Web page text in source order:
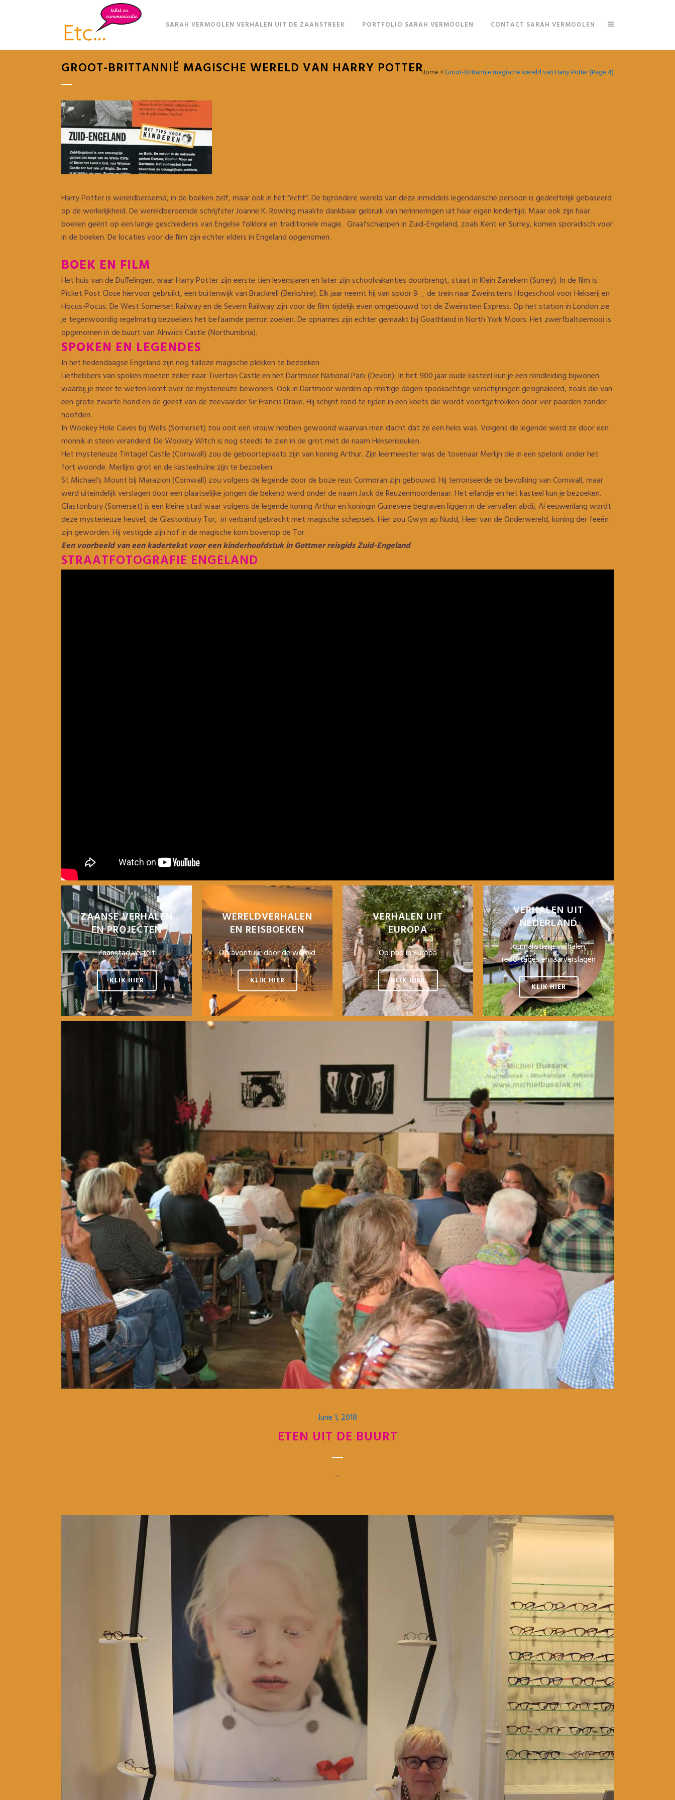
SARAH VERMOOLEN VERHALEN UIT DE ZAANSTREEK PORTFOLIO SARAH VERMOOLEN CONTACT SARAH VERMOOLEN
GROOT-BRITTANNIË MAGISCHE WERELD VAN HARRY POTTERHome >Groot-Brittannië magische wereld van Harry Potter(Page 4)
Harry Potter is wereldberoemd, in de boeken zelf, maar ook in het “echt”. De bijzondere wereld van deze inmiddels legendarische persoon is gedeeltelijk gebaseerd
op de werkelijkheid. De wereldberoemde schrijfster Joanne K. Rowling maakte dankbaar gebruik van herinneringen uit haar eigen kindertijd. Maar ook zijn haar
boeken geënt op een lange geschiedenis van Engelse folklore en traditionele magie. Graafschappen in Zuid-Engeland, zoals Kent en Surrey, komen sporadisch voor
in de boeken. De locaties voor de film zijn echter elders in Engeland opgenomen.
BOEK EN FILM
Het huis van de Duffelingen, waar Harry Potter zijn eerste tien levensjaren en later zijn schoolvakanties doorbrengt, staat in Klein Zanekem (Surrey). In de film is
Picket Post Close hiervoor gebruikt, een buitenwijk van Bracknell (Berkshire). Elk jaar neemt hij van spoor 9 _ de trein naar Zweinsteins Hogeschool voor Hekserij en
Hocus-Pocus. De West Somerset Railway en de Severn Railway zijn voor de film tijdelijk even omgebouwd tot de Zweinstein Express. Op het station in London zie
je tegenwoordig regelmatig bezoekers het befaamde perron zoeken. De opnames zijn echter gemaakt bij Goathland in North York Moors. Het zwerfbaltoernooi is
opgenomen in de buurt van Alnwick Castle (Northumbria).
SPOKEN EN LEGENDES
In het hedendaagse Engeland zijn nog talloze magische plekken te bezoeken.
Liefhebbers van spoken moeten zeker naar Tiverton Castle en het Dartmoor National Park (Devon). In het 900 jaar oude kasteel kun je een rondleiding bijwonen
waarbij je meer te weten komt over de mysterieuze bewoners. Ook in Dartmoor worden op mistige dagen spookachtige verschijningen gesignaleerd, zoals die van
een grote zwarte hond en de geest van de zeevaarder Sir Francis Drake. Hij schijnt rond te rijden in een koets die wordt voortgetrokken door vier paarden zonder
hoofden.
In Wookey Hole Caves bij Wells (Somerset) zou ooit een vrouw hebben gewoond waarvan men dacht dat ze een heks was. Volgens de legende werd ze door een
monnik in steen veranderd. De Wookey Witch is nog steeds te zien in de grot met de naam Heksenkeuken.
Het mysterieuze Tintagel Castle (Cornwall) zou de geboorteplaats zijn van koning Arthur. Zijn leermeester was de tovenaar Merlijn die in een spelonk onder het
fort woonde. Merlijns grot en de kasteelruïne zijn te bezoeken.
St Michael’s Mount bij Marazion (Cornwall) zou volgens de legende door de boze reus Cormoran zijn gebouwd. Hij terroriseerde de bevolking van Cornwall, maar
werd uiteindelijk verslagen door een plaatselijke jongen die bekend werd onder de naam Jack de Reuzenmoordenaar. Het eilandje en het kasteel kun je bezoeken.
Glastonbury (Somerset) is een kleine stad waar volgens de legende koning Arthur en koningin Guinevere begraven liggen in de vervallen abdij. Al eeuwenlang wordt
deze mysterieuze heuvel, de Glastonbury Tor, in verband gebracht met magische schepsels. Hier zou Gwyn ap Nudd, Heer van de Onderwereld, koning der feeën
zijn geworden. Hij vestigde zijn hof in de magische kom bovenop de Tor.
Een voorbeeld van een kadertekst voor een kinderhoofdstuk in Gottmer reisgids Zuid-Engeland
STRAATFOTOGRAFIE ENGELAND
ZAANSE VERHALEN
EN PROJECTEN
Zaanstad vertelt
KLIK HIER
WERELDVERHALEN
EN REISBOEKEN
Op avontuur door de wereld
KLIK HIER
VERHALEN UIT
EUROPA
Op pad in Europa
KLIK HIER
VERHALEN UIT
NEDERLAND
Journalistieke verhalen,
reportages en jaarverslagen
KLIK HIER
June 1, 2018
ETEN UIT DE BUURT
...